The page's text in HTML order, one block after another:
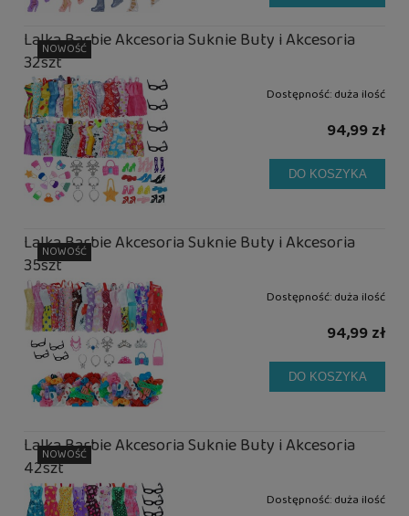
Lalka Barbie Akcesoria Suknie Buty i Akcesoria
32szt
Dostępność:duża ilość
94,99 zł
DO KOSZYKA
NOWOŚĆ
Lalka Barbie Akcesoria Suknie Buty i Akcesoria
35szt
Dostępność:duża ilość
94,99 zł
DO KOSZYKA
NOWOŚĆ
Lalka Barbie Akcesoria Suknie Buty i Akcesoria
42szt
Dostępność:duża ilość
NOWOŚĆ